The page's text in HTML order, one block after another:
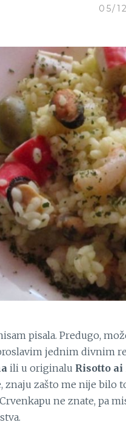
05/
pisala. Predugo,
jednim divnim
ili u originalu Risotto
znaju zašto me nije bilo
ne znate, pa